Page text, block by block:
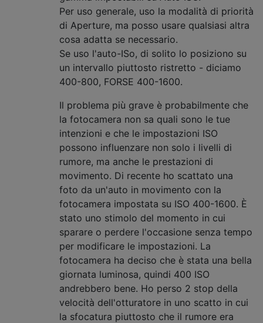
Per uso generale, uso la modalità di priorità
di Aperture, ma posso usare qualsiasi altra
cosa adatta se necessario.
Se uso l'auto-ISo, di solito lo posiziono su
un intervallo piuttosto ristretto - diciamo
400-800, FORSE 400-1600.
Il problema più grave è probabilmente che
la fotocamera non sa quali sono le tue
intenzioni e che le impostazioni ISO
possono influenzare non solo i livelli di
rumore, ma anche le prestazioni di
movimento. Di recente ho scattato una
foto da un'auto in movimento con la
fotocamera impostata su ISO 400-1600. È
stato uno stimolo del momento in cui
sparare o perdere l'occasione senza tempo
per modificare le impostazioni. La
fotocamera ha deciso che è stata una bella
giornata luminosa, quindi 400 ISO
andrebbero bene. Ho perso 2 stop della
velocità dell'otturatore in uno scatto in cui
la sfocatura piuttosto che il rumore era